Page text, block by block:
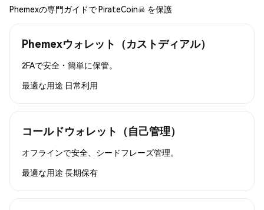
Phemexの専門ガイドで PirateCoin☠ を保護
Phemexウォレット（カストディアル）
2FAで安全・簡単に保管。
最適な用途 日常利用
コールドウォレット（自己管理）
オフラインで安全、シードフレーズ管理。
最適な用途 長期保有